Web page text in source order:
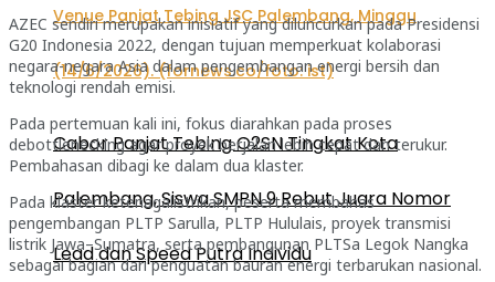
Cabor Panjat Tebing O2SN Tingkat Kota
Palembang, Siswa SMPN 9 Rebut Juara Nomor
Lead dan Speed Putra Individu
AZEC sendiri merupakan inisiatif yang diluncurkan pada Presidensi
G20 Indonesia 2022, dengan tujuan memperkuat kolaborasi
negara-negara Asia dalam pengembangan energi bersih dan
teknologi rendah emisi.
Pada pertemuan kali ini, fokus diarahkan pada proses
debottlenecking agar proyek berjalan lebih cepat dan terukur.
Pembahasan dibagi ke dalam dua klaster.
Pada klaster ketenagalistrikan, peserta membahas
pengembangan PLTP Sarulla, PLTP Hululais, proyek transmisi
listrik Jawa–Sumatra, serta pembangunan PLTSa Legok Nangka
sebagai bagian dari penguatan bauran energi terbarukan nasional.